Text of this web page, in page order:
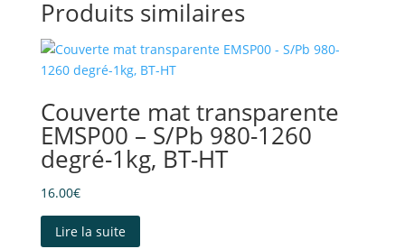
Produits similaires
Couverte mat transparente
EMSP00 – S/Pb 980-1260
degré-1kg, BT-HT
16.00€
Lire la suite